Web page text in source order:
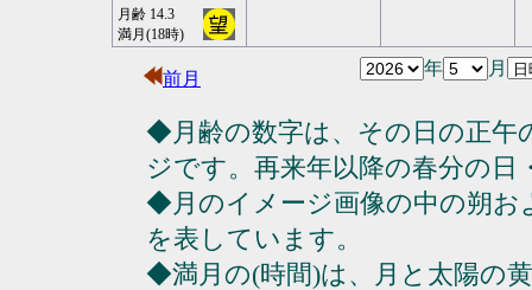
月齢 14.3
満月(18時)
前月
年 月
◆月齢の数字は、その日の正午
ジです。再来年以降の春分の日
◆月のイメージ画像の中の朔
を表しています。
◆満月の(時間)は、月と太陽の